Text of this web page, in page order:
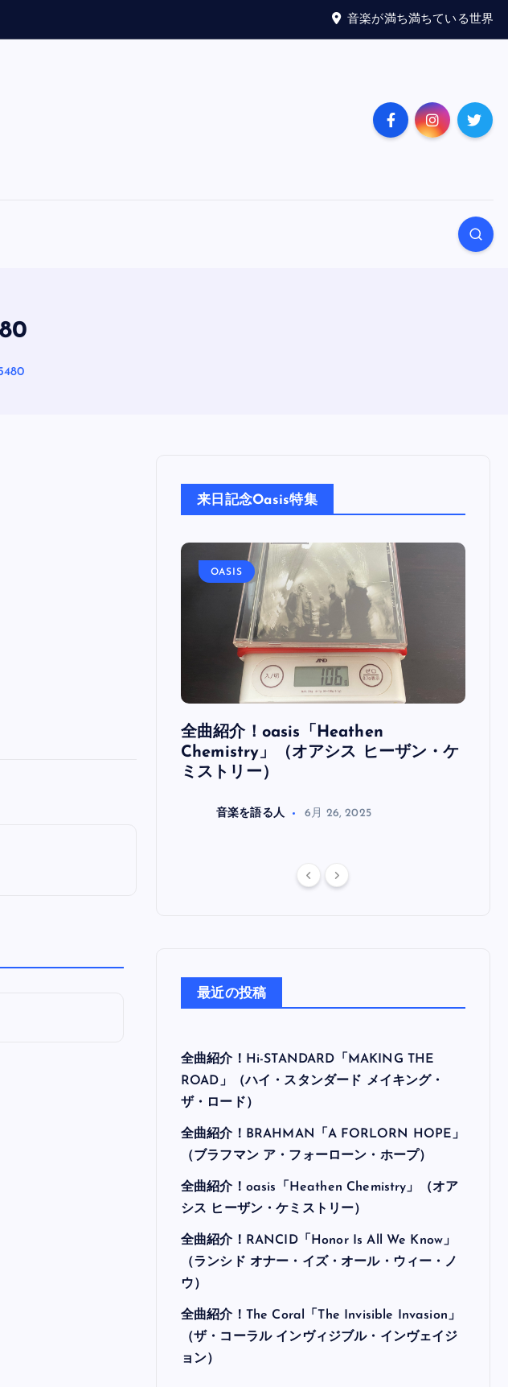
音楽が満ち満ちている世界
来日記念Oasis特集
OASIS
全曲紹介！oasis「Heathen
Chemistry」（オアシス ヒーザン・ケ
ミストリー）
音楽を語る人 6月 26, 2025
最近の投稿
全曲紹介！Hi-STANDARD「MAKING THE
ROAD」（ハイ・スタンダード メイキング・
ザ・ロード）
全曲紹介！BRAHMAN「A FORLORN HOPE」
（ブラフマン ア・フォーローン・ホープ）
全曲紹介！oasis「Heathen Chemistry」（オア
シス ヒーザン・ケミストリー）
全曲紹介！RANCID「Honor Is All We Know」
（ランシド オナー・イズ・オール・ウィー・ノ
ウ）
全曲紹介！The Coral「The Invisible Invasion」
（ザ・コーラル インヴィジブル・インヴェイジ
ョン）